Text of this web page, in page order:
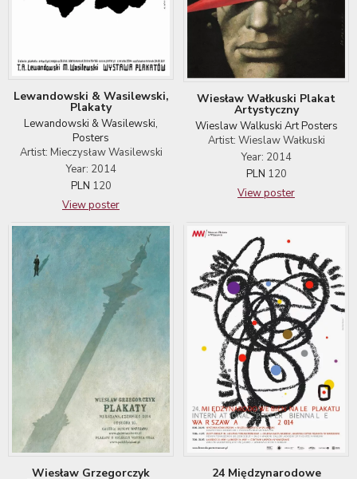
Lewandowski & Wasilewski,
Plakaty
Lewandowski & Wasilewski,
Posters
Artist: Mieczysław Wasilewski
Year: 2014
PLN 120
View poster
Wiesław Wałkuski Plakat
Artystyczny
Wieslaw Walkuski Art Posters
Artist: Wieslaw Wałkuski
Year: 2014
PLN 120
View poster
Wiesław Grzegorczyk 24 Międzynarodowe